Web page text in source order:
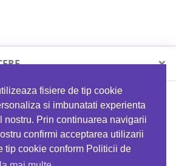
fisiere de tip cookie
si imbunatati experienta
nostru. Prin continuarea navigarii
confirmi acceptarea utilizarii
tip cookie conform Politicii de
×
orice comandă folosind codul
EATTRACK